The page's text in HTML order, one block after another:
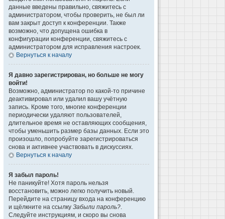
данные введены правильно, свяжитесь с
администратором, чтобы проверить, не был ли
вам закрыт доступ к конференции. Также
возможно, что допущена ошибка в
конфигурации конференции, свяжитесь с
администратором для исправления настроек.
Вернуться к началу
Я давно зарегистрирован, но больше не могу
войти!
Возможно, администратор по какой-то причине
деактивировал или удалил вашу учётную
запись. Кроме того, многие конференции
периодически удаляют пользователей,
длительное время не оставляющих сообщения,
чтобы уменьшить размер базы данных. Если это
произошло, попробуйте зарегистрироваться
снова и активнее участвовать в дискуссиях.
Вернуться к началу
Я забыл пароль!
Не паникуйте! Хотя пароль нельзя
восстановить, можно легко получить новый.
Перейдите на страницу входа на конференцию
и щёлкните на ссылку Забыли пароль?.
Следуйте инструкциям, и скоро вы снова